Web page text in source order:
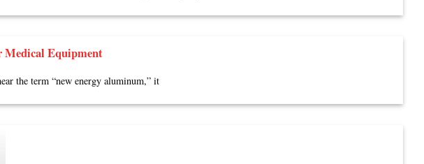
Medical Equipment
the term “new energy aluminum,” it